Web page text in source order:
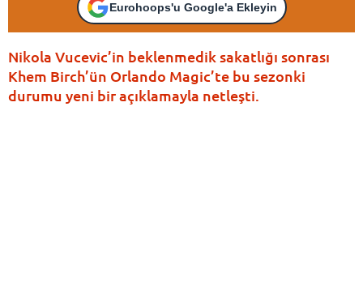
Eurohoops'u Google'a Ekleyin
Nikola Vucevic’in beklenmedik sakatlığı sonrası
Khem Birch’ün Orlando Magic’te bu sezonki
durumu yeni bir açıklamayla netleşti.